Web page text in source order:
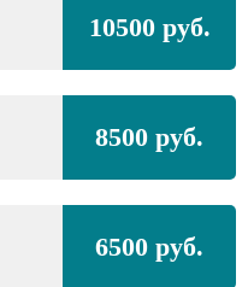
10500 руб.
8500 руб.
6500 руб.